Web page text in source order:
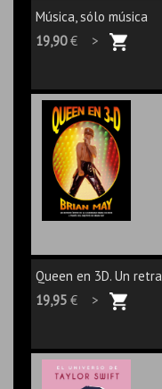
Música, sólo música
19,90€ >
Queen en 3D. Un
19,95 € >